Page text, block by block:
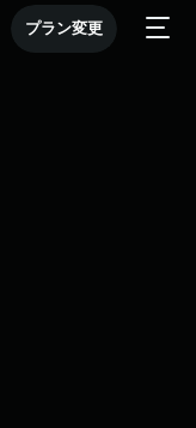
プラン変更